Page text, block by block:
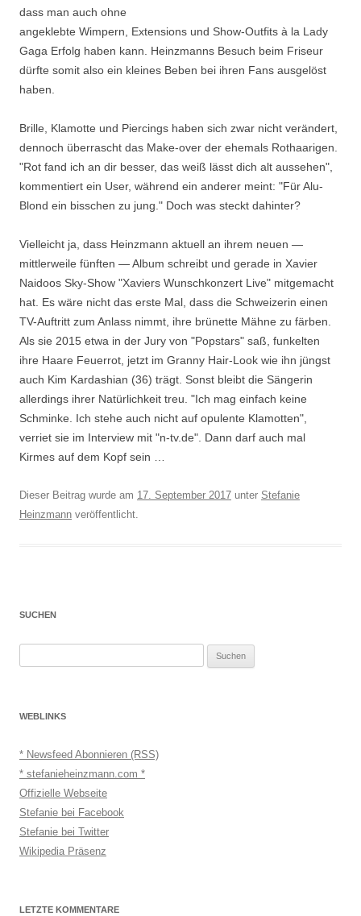
dass man auch ohne
angeklebte Wimpern, Extensions und Show-Outfits à la Lady
Gaga Erfolg haben kann. Heinzmanns Besuch beim Friseur
dürfte somit also ein kleines Beben bei ihren Fans ausgelöst
haben.
Brille, Klamotte und Piercings haben sich zwar nicht verändert,
dennoch überrascht das Make-over der ehemals Rothaarigen.
"Rot fand ich an dir besser, das weiß lässt dich alt aussehen",
kommentiert ein User, während ein anderer meint: "Für Alu-
Blond ein bisschen zu jung." Doch was steckt dahinter?
Vielleicht ja, dass Heinzmann aktuell an ihrem neuen —
mittlerweile fünften — Album schreibt und gerade in Xavier
Naidoos Sky-Show "Xaviers Wunschkonzert Live" mitgemacht
hat. Es wäre nicht das erste Mal, dass die Schweizerin einen
TV-Auftritt zum Anlass nimmt, ihre brünette Mähne zu färben.
Als sie 2015 etwa in der Jury von "Popstars" saß, funkelten
ihre Haare Feuerrot, jetzt im Granny Hair-Look wie ihn jüngst
auch Kim Kardashian (36) trägt. Sonst bleibt die Sängerin
allerdings ihrer Natürlichkeit treu. "Ich mag einfach keine
Schminke. Ich stehe auch nicht auf opulente Klamotten",
verriet sie im Interview mit "n-tv.de". Dann darf auch mal
Kirmes auf dem Kopf sein …
Dieser Beitrag wurde am 17. September 2017 unter Stefanie
Heinzmann veröffentlicht.
SUCHEN
WEBLINKS
* Newsfeed Abonnieren (RSS)
* stefanieheinzmann.com *
Offizielle Webseite
Stefanie bei Facebook
Stefanie bei Twitter
Wikipedia Präsenz
LETZTE KOMMENTARE